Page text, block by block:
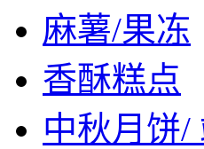
麻薯/果冻
香酥糕点
中秋月饼/